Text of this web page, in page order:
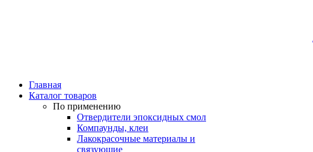
Главная
Каталог товаров
По применению
Отвердители эпоксидных смол
Компаунды, клеи
Лакокрасочные материалы и
связующие